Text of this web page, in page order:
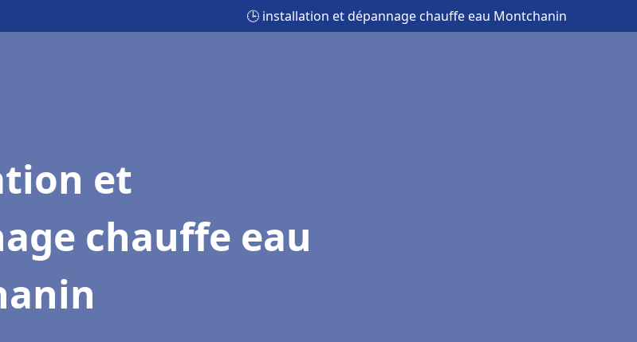
🕒 installation et dépannage chauffe eau Montchanin
et
chauffe eau